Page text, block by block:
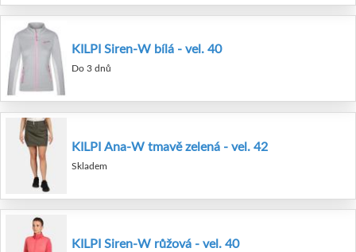
KILPI Siren-W bílá - vel. 40
Do 3 dnů
KILPI Ana-W tmavě zelená - vel. 42
Skladem
KILPI Siren-W růžová - vel. 40